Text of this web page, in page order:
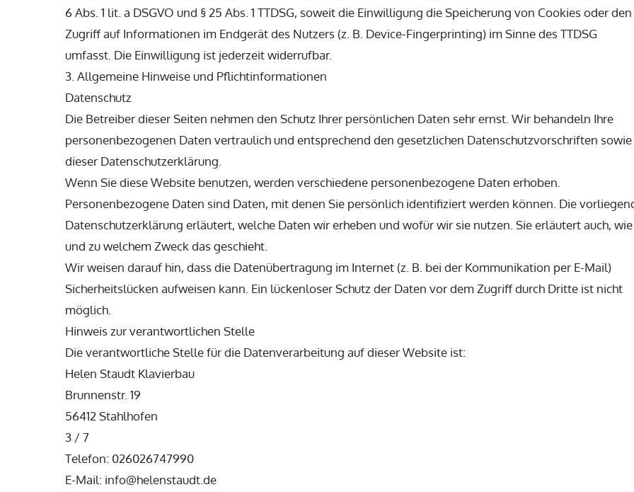
6 Abs. 1 lit. a DSGVO und § 25 Abs. 1 TTDSG, soweit die Einwilligung die Speicherung von Cookies oder den
Zugriff auf Informationen im Endgerät des Nutzers (z. B. Device-Fingerprinting) im Sinne des TTDSG
umfasst. Die Einwilligung ist jederzeit widerrufbar.
3. Allgemeine Hinweise und Pflichtinformationen
Datenschutz
Die Betreiber dieser Seiten nehmen den Schutz Ihrer persönlichen Daten sehr ernst. Wir behandeln Ihre
personenbezogenen Daten vertraulich und entsprechend den gesetzlichen Datenschutzvorschriften sowie
dieser Datenschutzerklärung.
Wenn Sie diese Website benutzen, werden verschiedene personenbezogene Daten erhoben.
Personenbezogene Daten sind Daten, mit denen Sie persönlich identifiziert werden können. Die
Datenschutzerklärung erläutert, welche Daten wir erheben und wofür wir sie nutzen. Sie erläutert auch, wie
und zu welchem Zweck das geschieht.
Wir weisen darauf hin, dass die Datenübertragung im Internet (z. B. bei der Kommunikation per E-Mail)
Sicherheitslücken aufweisen kann. Ein lückenloser Schutz der Daten vor dem Zugriff durch Dritte ist nicht
möglich.
Hinweis zur verantwortlichen Stelle
Die verantwortliche Stelle für die Datenverarbeitung auf dieser Website ist:
Helen Staudt Klavierbau
Brunnenstr. 19
56412 Stahlhofen
3 / 7
Telefon: 026026747990
E-Mail: info@helenstaudt.de